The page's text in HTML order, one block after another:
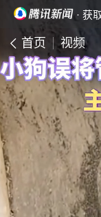
· 获
首页 视频